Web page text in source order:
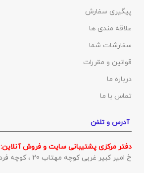
پیگیری سفارش
علاقه مندی ها
سفارشات شما
قوانین و مقررات
درباره ما
تماس با ما
آدرس و تلفن
دفتر مرکزی پشتیبانی سایت و فروش آنلاین:
خ امیر کبیر غربی کوچه مهتاب 20 ، کوچه فردوس 14